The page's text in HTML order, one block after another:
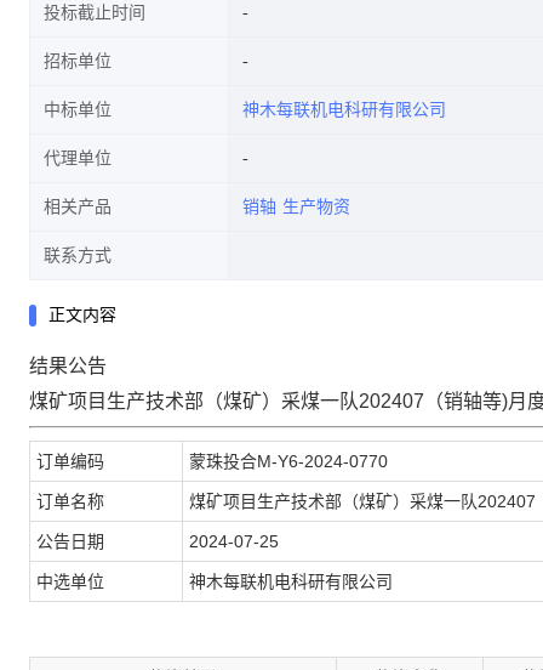
投标截止时间
招标单位
中标单位 神木每联机电科研有限公司
代理单位
相关产品 销轴 生产物资
联系方式
正文内容
结果公告
煤矿项目生产技术部（煤矿）采煤一队202407（销轴等)月
订单编码 蒙珠投合M-Y6-2024-0770
订单名称 煤矿项目生产技术部（煤矿）采煤一队
公告日期 2024-07-25
中选单位 神木每联机电科研有限公司